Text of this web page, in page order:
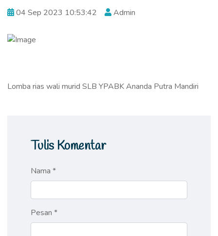
04 Sep 2023 10:53:42 Admin
Lomba rias wali murid SLB YPABK Ananda Putra Mandiri
Tulis Komentar
Nama *
Pesan *